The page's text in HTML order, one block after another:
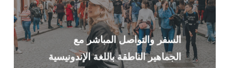
السفر والتواصل المباشر مع
الجماهير الناطقة باللغة الإندونيسية